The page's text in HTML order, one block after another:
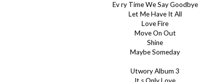
Ev ry Time We Say Goodbye
Let Me Have It All
Love Fire
Move On Out
Shine
Maybe Someday
Utwory Album 3